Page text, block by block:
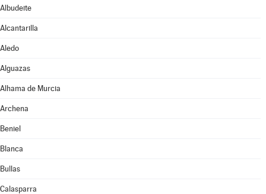
Albudeite
Alcantarilla
Aledo
Alguazas
Alhama de Murcia
Archena
Beniel
Blanca
Bullas
Calasparra